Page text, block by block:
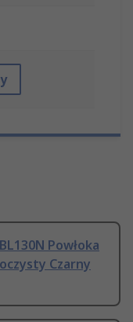
Powłoka
Czarny